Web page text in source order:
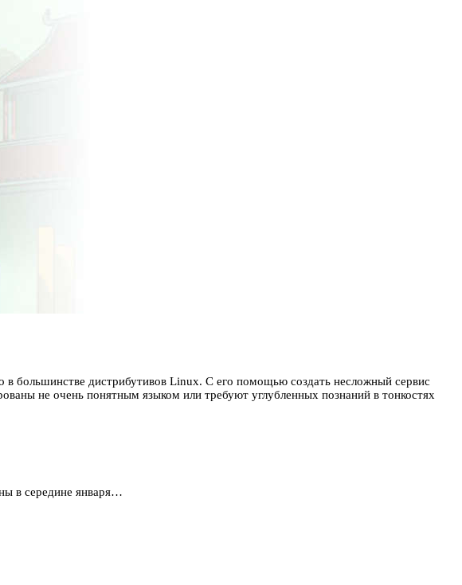
в большинстве дистрибутивов Linux. С его помощью создать несложный сервис
не очень понятным языком или требуют углубленных познаний в тонкостях
в середине января…